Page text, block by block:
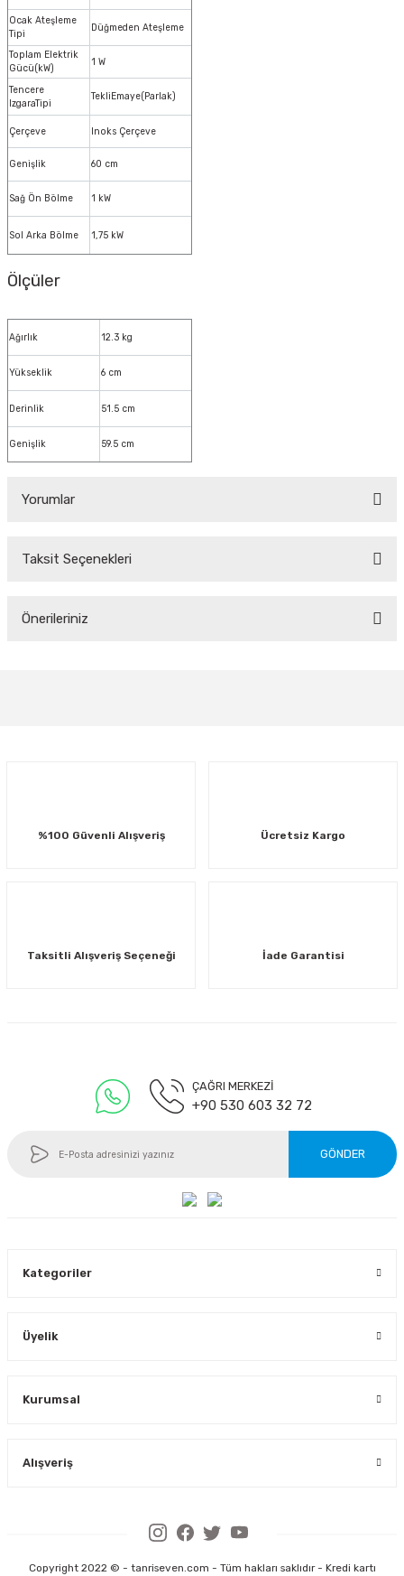
Ocak Ateşleme
Tipi
Düğmeden Ateşleme
Toplam Elektrik
Gücü(kW)
1 W
Tencere
IzgaraTipi
TekliEmaye(Parlak)
Çerçeve Inoks Çerçeve
Genişlik 60 cm
Sağ Ön Bölme 1 kW
Sol Arka Bölme 1,75 kW
Ölçüler
Ağırlık 12.3 kg
Yükseklik 6 cm
Derinlik 51.5 cm
Genişlik 59.5 cm
Yorumlar
Taksit Seçenekleri
Önerileriniz
Ürün fiyatı diğer sitelerden daha pahalı.
%100 Güvenli Alışveriş Ücretsiz Kargo
Taksitli Alışveriş Seçeneği İade Garantisi
ÇAĞRI MERKEZİ
+90 530 603 32 72
GÖNDER
Kategoriler
Üyelik
Kurumsal
Alışveriş
Copyright 2022 © - tanriseven.com - Tüm hakları saklıdır - Kredi kartı